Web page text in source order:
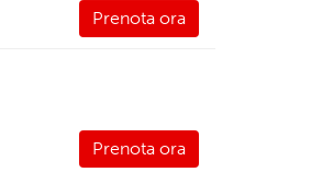
Prenota ora
Prenota ora